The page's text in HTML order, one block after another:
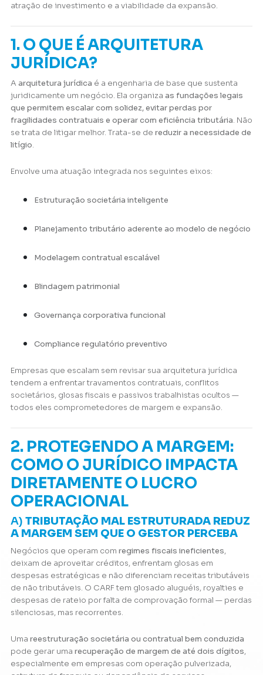
atração de investimento e a viabilidade da expansão.
1. O QUE É ARQUITETURA
JURÍDICA?
A arquitetura jurídica é a engenharia de base que sustenta
juridicamente um negócio. Ela organiza as fundações legais
que permitem escalar com solidez, evitar perdas por
fragilidades contratuais e operar com eficiência tributária. Não
se trata de litigar melhor. Trata-se de reduzir a necessidade de
litígio.
Envolve uma atuação integrada nos seguintes eixos:
Estruturação societária inteligente
Planejamento tributário aderente ao modelo de negócio
Modelagem contratual escalável
Blindagem patrimonial
Governança corporativa funcional
Compliance regulatório preventivo
Empresas que escalam sem revisar sua arquitetura jurídica
tendem a enfrentar travamentos contratuais, conflitos
societários, glosas fiscais e passivos trabalhistas ocultos —
todos eles comprometedores de margem e expansão.
2. PROTEGENDO A MARGEM:
COMO O JURÍDICO IMPACTA
DIRETAMENTE O LUCRO
OPERACIONAL
A) TRIBUTAÇÃO MAL ESTRUTURADA REDUZ
A MARGEM SEM QUE O GESTOR PERCEBA
Negócios que operam com regimes fiscais ineficientes,
deixam de aproveitar créditos, enfrentam glosas em
despesas estratégicas e não diferenciam receitas tributáveis
de não tributáveis. O CARF tem glosado aluguéis, royalties e
despesas de rateio por falta de comprovação formal — perdas
silenciosas, mas recorrentes.
Uma reestruturação societária ou contratual bem conduzida
pode gerar uma recuperação de margem de até dois dígitos,
especialmente em empresas com operação pulverizada,